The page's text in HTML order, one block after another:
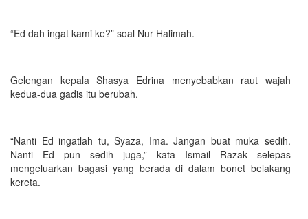
“Ed dah ingat kami ke?” soal Nur Halimah.
Gelengan kepala Shasya Edrina menyebabkan raut wajah
kedua-dua gadis itu berubah.
“Nanti Ed ingatlah tu, Syaza, Ima. Jangan buat muka sedih.
Nanti Ed pun sedih juga,” kata Ismail Razak selepas
mengeluarkan bagasi yang berada di dalam bonet belakang
kereta.